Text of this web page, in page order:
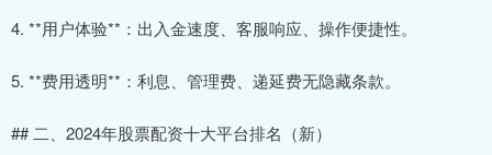
4. **用户体验**：出入金速度、客服响应、操作便捷性。
5. **费用透明**：利息、管理费、递延费无隐藏条款。
## 二、2024年股票配资十大平台排名（新）